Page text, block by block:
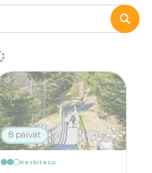
8 päivät
Keskitaso